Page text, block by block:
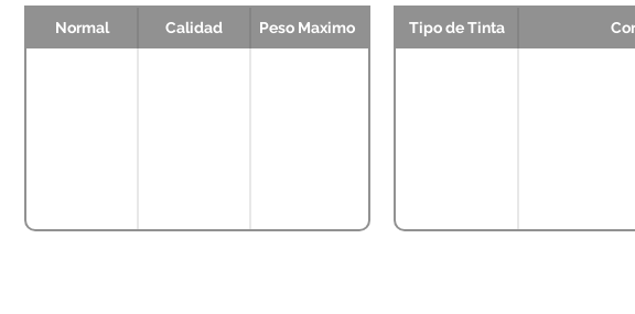
Normal Calidad Peso Maximo Tipo de Tinta